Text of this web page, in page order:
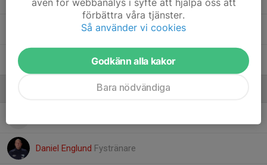
21. Tim Mandic
27. Victor Hedenfeldt
Daniel Englund Fystränare
förbättra våra tjänster.
Så använder vi cookies
Godkänn alla kakor
Bara nödvändiga